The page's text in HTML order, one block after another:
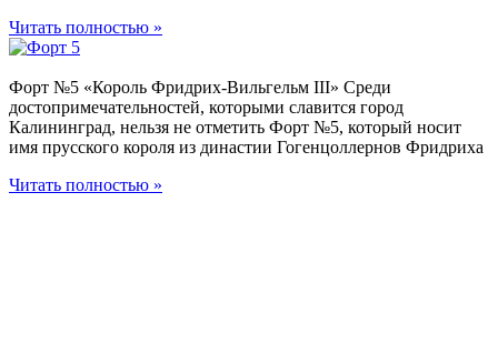
Читать полностью »
Форт №5 «Король Фридрих-Вильгельм III» Среди
достопримечательностей, которыми славится город
Калининград, нельзя не отметить Форт №5, который носит
имя прусского короля из династии Гогенцоллернов Фридриха
Читать полностью »